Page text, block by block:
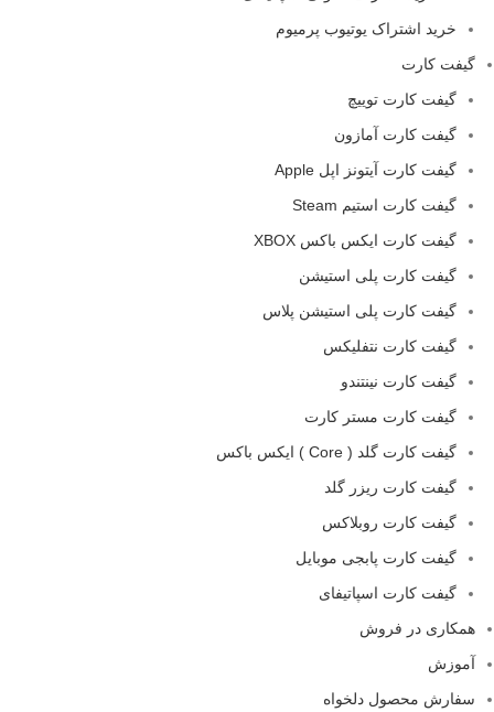
خرید اشتراک یوتیوب پرمیوم
گیفت کارت
گیفت کارت توییچ
گیفت کارت آمازون
گیفت کارت آیتونز اپل Apple
گیفت کارت استیم Steam
گیفت کارت ایکس باکس XBOX
گیفت کارت پلی استیشن
گیفت کارت پلی استیشن پلاس
گیفت کارت نتفلیکس
گیفت کارت نینتندو
گیفت کارت مستر کارت
گیفت کارت گلد ( Core ) ایکس باکس
گیفت کارت ریزر گلد
گیفت کارت روبلاکس
گیفت کارت پابجی موبایل
گیفت کارت اسپاتیفای
همکاری در فروش
آموزش
سفارش محصول دلخواه